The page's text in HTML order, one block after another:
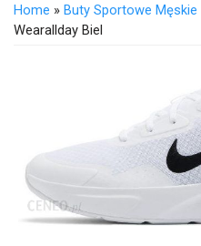
Home » Buty Sportowe Męskie
Wearallday Biel